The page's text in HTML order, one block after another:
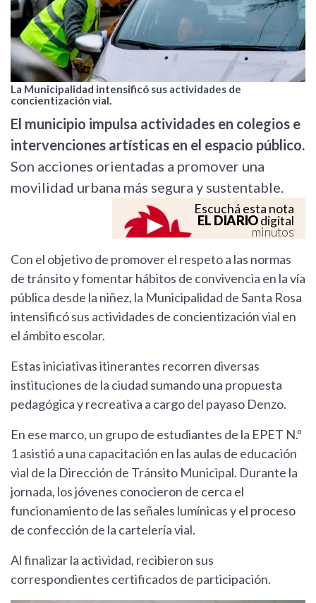
La Municipalidad intensificó sus actividades de
concientización vial.
El municipio impulsa actividades en colegios e
intervenciones artísticas en el espacio público.
Son acciones orientadas a promover una
movilidad urbana más segura y sustentable.
Escuchá esta nota
EL DIARIOdigital
minutos
Con el objetivo de promover el respeto a las normas
de tránsito y fomentar hábitos de convivencia en la vía
pública desde la niñez, la Municipalidad de Santa Rosa
intensificó sus actividades de concientización vial en
el ámbito escolar.
Estas iniciativas itinerantes recorren diversas
instituciones de la ciudad sumando una propuesta
pedagógica y recreativa a cargo del payaso Denzo.
En ese marco, un grupo de estudiantes de la EPET N.º
1 asistió a una capacitación en las aulas de educación
vial de la Dirección de Tránsito Municipal. Durante la
jornada, los jóvenes conocieron de cerca el
funcionamiento de las señales lumínicas y el proceso
de confección de la cartelería vial.
Al finalizar la actividad, recibieron sus
correspondientes certificados de participación.